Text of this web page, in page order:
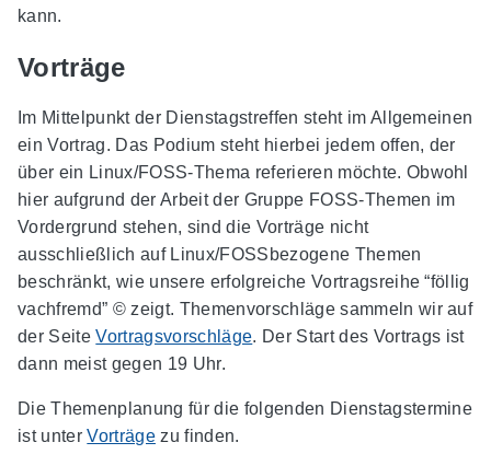
kann.
Vorträge
Im Mittelpunkt der Dienstagstreffen steht im Allgemeinen
ein Vortrag. Das Podium steht hierbei jedem offen, der
über ein Linux/FOSS-Thema referieren möchte. Obwohl
hier aufgrund der Arbeit der Gruppe FOSS-Themen im
Vordergrund stehen, sind die Vorträge nicht
ausschließlich auf Linux/FOSSbezogene Themen
beschränkt, wie unsere erfolgreiche Vortragsreihe “föllig
vachfremd” © zeigt. Themenvorschläge sammeln wir auf
der SeiteVortragsvorschläge. Der Start des Vortrags ist
dann meist gegen 19 Uhr.
Die Themenplanung für die folgenden Dienstagstermine
ist unterVorträgezu finden.